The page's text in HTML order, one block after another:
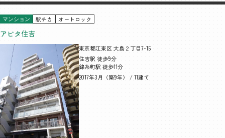
マンション 駅チカ オートロック
アビタ住吉
東京都江東区 大島２丁目7-15
住吉駅 徒歩9分
錦糸町駅 徒歩11分
2017年3月（築9年） / 11建て